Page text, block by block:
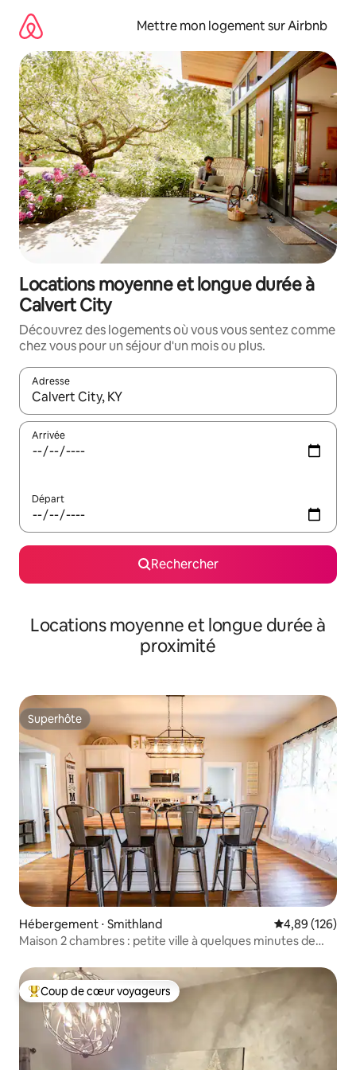
directement
contenu
Mettre mon logement sur Airbnb
Locations moyenne et longue durée à
Calvert City
Découvrez des logements où vous vous sentez comme
chez vous pour un séjour d'un mois ou plus.
Adresse
Lorsque les résultats s'affichent, utilisez les flèches vers le
Arrivée
Départ
Rechercher
Locations moyenne et longue durée à
proximité
Superhôte
Superhôte
Hébergement ⋅ Smithland Évaluation
4,89 (126)
Maison 2 chambres : petite ville à quelques minutes de
Coups de cœur voyageurs les plus appréciés
Coup de cœur voyageurs